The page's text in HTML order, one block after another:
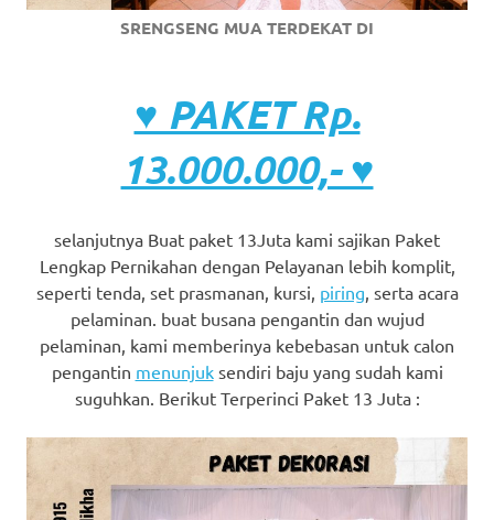
SRENGSENG MUA TERDEKAT DI
♥ PAKET Rp.
13.000.000,- ♥
selanjutnya Buat paket 13Juta kami sajikan Paket
Lengkap Pernikahan dengan Pelayanan lebih komplit,
seperti tenda, set prasmanan, kursi, piring , serta acara
pelaminan. buat busana pengantin dan wujud
pelaminan, kami memberinya kebebasan untuk calon
pengantin menunjuksendiri baju yang sudah kami
suguhkan. Berikut Terperinci Paket 13 Juta :